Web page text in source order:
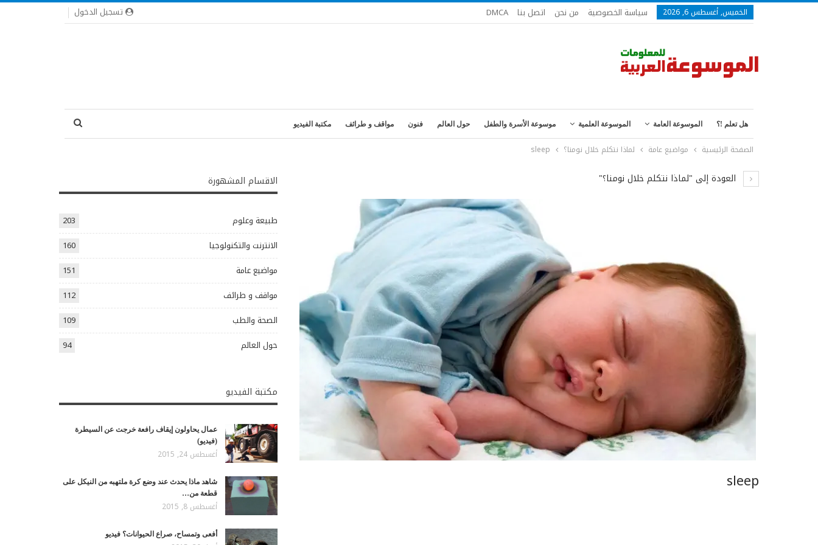
تسجيل الدخول الخميس, أغسطس 6, 2026 سياسة الخصوصية من نحن اتصل بنا DMCA
هل تعلم !؟ الموسوعة العامة الموسوعة العلمية موسوعة الأسرة والطفل حول العالم فنون مواقف و طرائف مكتبة الفيديو
الصفحة الرئيسية مواضيع عامة لماذا نتكلم خلال نومنا؟ sleep
العودة إلى "لماذا نتكلم خلال نومنا؟"
sleep
الاقسام المشهورة
طبيعة وعلوم
203
الانترنت والتكنولوجيا
160
مواضيع عامة
151
مواقف و طرائف
112
الصحة والطب
109
حول العالم
94
مكتبة الفيديو
عمال يحاولون إيقاف رافعة خرجت عن السيطرة
(فيديو)
أغسطس 24, 2015
شاهد ماذا يحدث عند وضع كرة ملتهبه من النيكل على
قطعة من…
أغسطس 8, 2015
أفعى وتمساح، صراع الحيوانات؟ فيديو